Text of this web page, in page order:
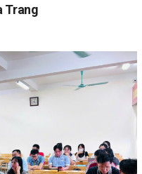
Trang